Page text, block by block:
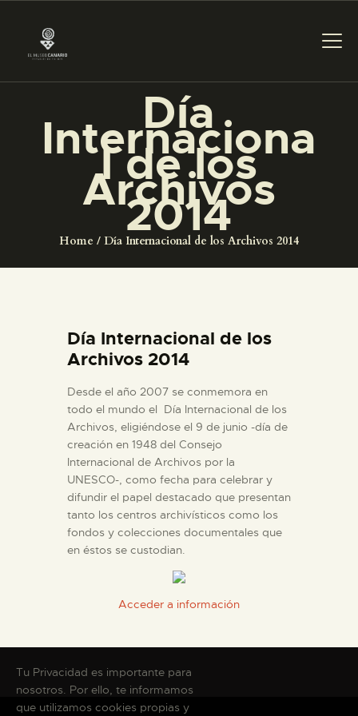
Día
Internaciona
l de los
Archivos
2014
Home Día Internacional de los Archivos 2014
THE MUSEUM
EXHIBITION AND
COLLECTIONS
CENTRO DE
DOCUMENTACIÓN
ENGLISH
THE MUSEUM
EXHIBITION AND
COLLECTIONS
CENTRO DE
DOCUMENTACIÓN
SERVICES
ENGLISH
Día Internacional de los
Archivos 2014
Desde el año 2007 se conmemora en
todo el mundo el Día Internacional de los
Archivos, eligiéndose el 9 de junio -día de
creación en 1948 del Consejo
Internacional de Archivos por la
UNESCO-, como fecha para celebrar y
difundir el papel destacado que presentan
tanto los centros archivísticos como los
fondos y colecciones documentales que
en éstos se custodian.
Acceder a información
Tu Privacidad es importante para
nosotros. Por ello, te informamos
que utilizamos cookies propias y